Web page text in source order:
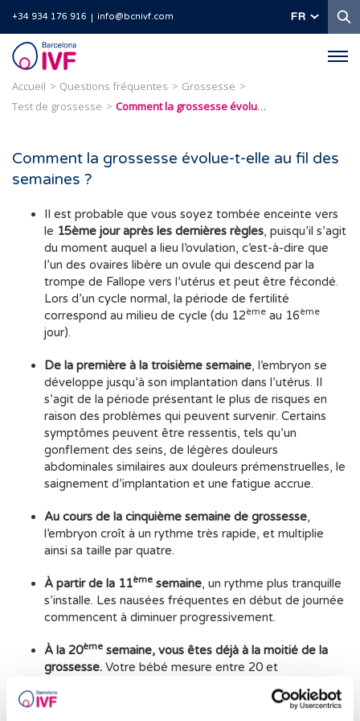
+34 934 176 916 info@bcnivf.com FR
Barcelona
IVF
Accueil Questions fréquentes
Grossesse
Test de grossesse
Comment la grossesse évolue-t-elle au fil des semaines ?
Comment la grossesse évolue-t-elle au fil des
semaines ?
Il est probable que vous soyez tombée enceinte vers
le 15ème jour après les dernières règles, puisqu’il s’agit
du moment auquel a lieu l’ovulation, c’est-à-dire que
l’un des ovaires libère un ovule qui descend par la
trompe de Fallope vers l’utérus et peut être fécondé.
Lors d’un cycle normal, la période de fertilité
correspond au milieu de cycle (du 12ème au 16ème
jour).
De la première à la troisième semaine, l’embryon se
développe jusqu’à son implantation dans l’utérus. Il
s’agit de la période présentant le plus de risques en
raison des problèmes qui peuvent survenir. Certains
symptômes peuvent être ressentis, tels qu’un
gonflement des seins, de légères douleurs
abdominales similaires aux douleurs prémenstruelles, le
saignement d’implantation et une fatigue accrue.
Au cours de la cinquième semaine de grossesse,
l’embryon croît à un rythme très rapide, et multiplie
ainsi sa taille par quatre.
À partir de la 11ème semaine, un rythme plus tranquille
s’installe. Les nausées fréquentes en début de journée
commencent à diminuer progressivement.
À la 20ème semaine, vous êtes déjà à la moitié de la
grossesse. Votre bébé mesure entre 20 et
extérieurs.